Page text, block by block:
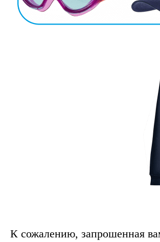
К сожалению, запрошенная